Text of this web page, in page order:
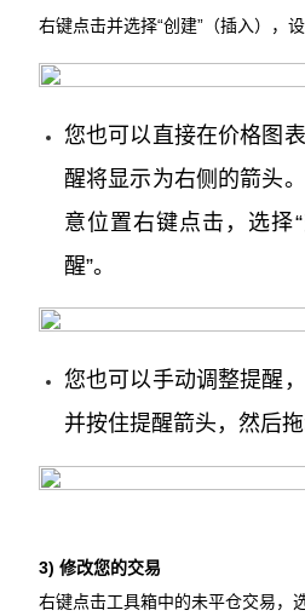
右键点击并选择“创建”（插入），
您也可以直接在价格图
醒将显示为右侧的箭头
意位置右键点击，选择
醒”。
您也可以手动调整提醒
并按住提醒箭头，然后拖
3) 修改您的交易
右键点击工具箱中的未平仓交易，